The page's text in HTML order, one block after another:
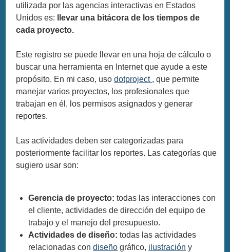
utilizada por las agencias interactivas en Estados
Unidos es:
llevar una bitácora de los tiempos de
cada proyecto.
Este registro se puede llevar en una hoja de cálculo o
buscar una herramienta en Internet que ayude a este
propósito. En mi caso, usodotproject , que permite
manejar varios proyectos, los profesionales que
trabajan en él, los permisos asignados y generar
reportes.
Las actividades deben ser categorizadas para
posteriormente facilitar los reportes. Las categorías que
sugiero usar son:
Gerencia de proyecto: todas las interacciones con
el cliente, actividades de dirección del equipo de
trabajo y el manejo del presupuesto.
Actividades de diseño: todas las actividades
relacionadas condiseño gráfico, ilustración y